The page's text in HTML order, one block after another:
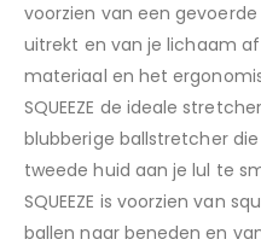
voorzien van een
uitrekt en van je lichaam
materiaal en het
SQUEEZE de ideale
blubberige ballstretcher
tweede huid aan je lul te
SQUEEZE is voorzien van
ballen naar beneden en